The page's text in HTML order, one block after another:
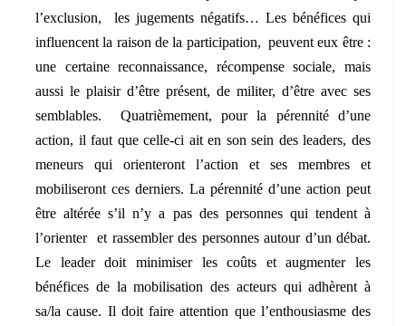
l’exclusion, les jugements négatifs… Les bénéfices qui
influencent la raison de la participation, peuvent eux être :
une certaine reconnaissance, récompense sociale, mais
aussi le plaisir d’être présent, de militer, d’être avec ses
semblables. Quatrièmement, pour la pérennité d’une
action, il faut que celle-ci ait en son sein des leaders, des
meneurs qui orienteront l’action et ses membres et
mobiliseront ces derniers. La pérennité d’une action peut
être altérée s’il n’y a pas des personnes qui tendent à
l’orienter et rassembler des personnes autour d’un débat.
Le leader doit minimiser les coûts et augmenter les
bénéfices de la mobilisation des acteurs qui adhèrent à
sa/la cause. Il doit faire attention que l’enthousiasme des